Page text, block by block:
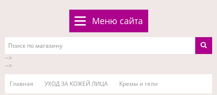
Меню сайта
-->
-->
Главная УХОД ЗА КОЖЕЙ ЛИЦА Кремы и гели